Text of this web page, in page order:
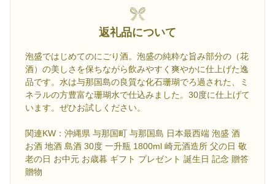
返礼品について
泡盛ではじめてのにごり酒。泡盛の純粋な旨み部分の（花
酒）の美しさを保ちながら飲みやすく爽やかに仕上げた逸
品です。水は与那国島の良質な化石珊瑚でろ過された、ミ
ネラルの方豊富な珊瑚水で仕込みました。30度に仕上げて
います。ぜひお試しください。
関連KW：沖縄県 与那国町 与那国島 日本最西端 泡盛 酒
お酒 地酒 島酒 30度 一升瓶 1800ml 崎元酒造所 父の日 敬
老の日 お中元 お歳暮 ギフト プレゼント 誕生日 記念 贈答
贈物